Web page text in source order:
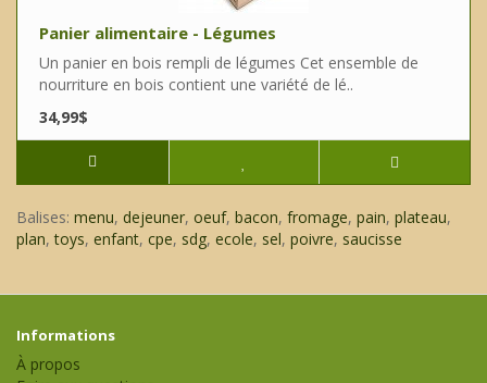
Panier alimentaire - Légumes
Un panier en bois rempli de légumes Cet ensemble de
nourriture en bois contient une variété de lé..
34,99$
Balises: menu, dejeuner, oeuf, bacon, fromage, pain, plateau,
plan,toys, enfant, cpe, sdg, ecole, sel, poivre, saucisse
Informations
À propos